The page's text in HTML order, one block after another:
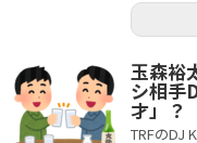
玉森裕
シ相手
才」？
TRFのDJ